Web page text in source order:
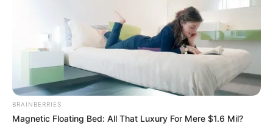
อยู่ในเกณฑ์ที่ดวงดีขึ้น โดยเฉพาะเรื่องการงาน
ก้าวหน้า มีความสำเร็จหลายอย่าง เพราะมีโชค
ด้านการเจรจาแต่ในระหว่างปี 2561 ชีวิตจะมีความ
ผันผวน มีเรื่องวุ่นวาย มีการเปลี่ยนแปลงค่อนข้าง
เยอะเช็คเบอร์มงคล ช้าง
ทศพร ได้ที่นี่
:https://goo.gl/a1edxd
BRAINBERRIES
Magnetic Floating Bed: All That Luxury For Mere $1.6 Mil?